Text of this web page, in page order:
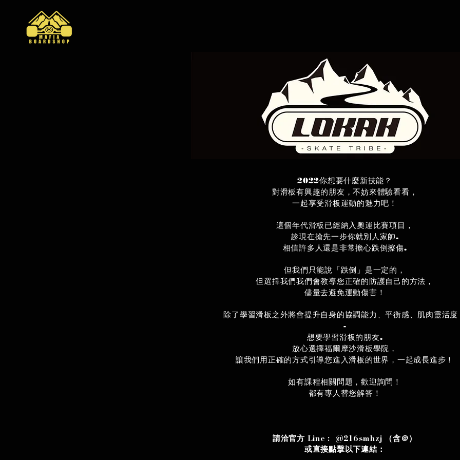
2022你想要什麼新技能？
對滑板有興趣的朋友，不妨來體驗看看，
一起享受滑板運動的魅力吧！
這個年代滑板已經納入奧運比賽項目，
趁現在搶先一步你就別人家帥.
相信許多人還是非常擔心跌倒擦傷.
但我們只能說「跌倒」是一定的，
但選擇我們我們會教導您正確的防護自己的方法，
儘量去避免運動傷害！
除了學習滑板之外將會提升自身的協調能力、平衡感、肌肉靈活度
-
想要學習滑板的朋友.
放心選擇福爾摩沙滑板學院，
讓我們用正確的方式引導您進入滑板的世界，一起成長進步！
如有課程相關問題，歡迎詢問！
都有專人替您解答！
請洽官方 Line : @216smhzj （含＠）
​或直接點擊以下連結：